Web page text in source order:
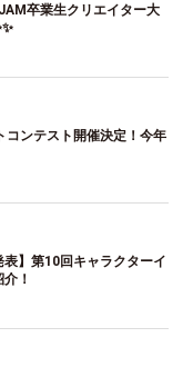
卒業生クリエイター大
コンテスト開催決定！今年
表】第10回キャラクターイ
！